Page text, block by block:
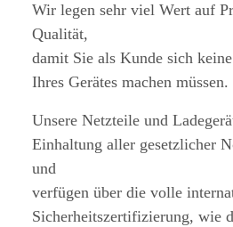
Wir legen sehr viel Wert auf
Qualität,
damit Sie als Kunde sich
Ihres Gerätes machen müssen.
Unsere Netzteile und
Einhaltung aller gesetzlicher
und
verfügen über die volle
Sicherheitszertifizierung, wie